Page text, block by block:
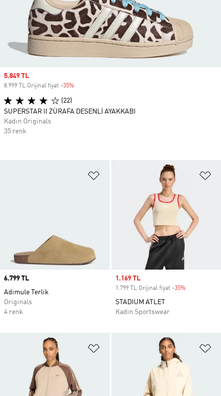
Favori Listesine Ekle
Price
6.799 TL
Adimule Terlik
Originals
4 renk
Sale price
1.169 TL
1.799 TL Orijinal fiyat -35%
STADIUM ATLET
Kadın Sportswear
Favori Listesine Ekle
Sale price
5.849 TL
8.999 TL Orijinal fiyat -35%
(22)
SUPERSTAR II ZÜRAFA DESENLİ AYAKKABI
Kadın Originals
35 renk